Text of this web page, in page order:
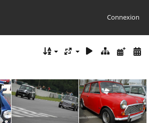
Connexion